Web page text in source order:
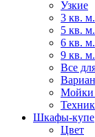
Узкие
3 кв. м.
5 кв. м.
6 кв. м.
9 кв. м.
Все
Мойки
Шкафы-купе
Цвет